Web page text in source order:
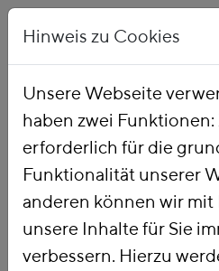
Startseite Publikationen
Hinweis zu Cookies
Unsere Webseite
haben zwei
erforderlich für die
Funktionalität unserer
anderen können wir mit
unsere Inhalte für Sie
verbessern. Hierzu